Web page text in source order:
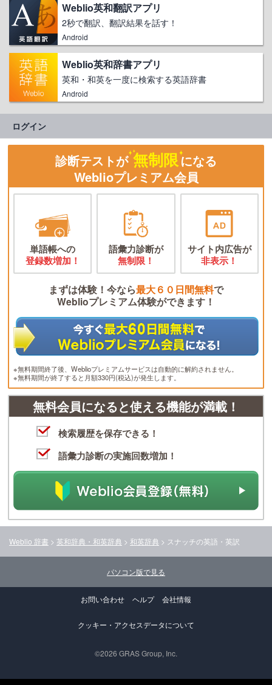
Weblio英和翻訳アプリ
2秒で翻訳、翻訳結果を話す！
Android
Weblio英和辞書アプリ
英和・和英を一度に検索する英語辞書
Android
ログイン
診断テストが 無制限になる
Weblioプレミアム会員
単語帳への
登録数増加！
語彙力診断が
無制限！
サイト内広告が
非表示！
まずは体験！今なら最大６０日間無料で
Weblioプレミアム体験ができます！
※無料期間終了後、Weblioプレミアムサービスは自動的に解約されません。
※無料期間が終了すると月額330円(税込)が発生します。
無料会員になると使える機能が満載！
検索履歴を保存できる！
語彙力診断の実施回数増加！
Weblio 辞書 > 英和辞典・和英辞典 > 和英辞典 > スナッチの英語・英訳
パソコン版で見る
お問い合わせ ヘルプ 会社情報
クッキー・アクセスデータについて
©2026 GRAS Group, Inc.